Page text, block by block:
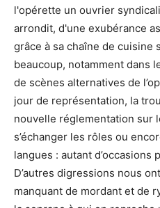
l'opérette un ouvrier
arrondit, d'une exubérance
grâce à sa chaîne de cuisine
beaucoup, notamment dans
de scènes alternatives de
jour de représentation, la
nouvelle réglementation sur
s’échanger les rôles ou
langues : autant
D’autres digressions nous
manquant de mordant et de